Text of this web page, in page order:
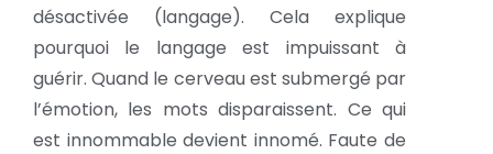
désactivée (langage). Cela explique
pourquoi le langage est impuissant à
guérir. Quand le cerveau est submergé par
l’émotion, les mots disparaissent. Ce qui
est innommable devient innomé. Faute de